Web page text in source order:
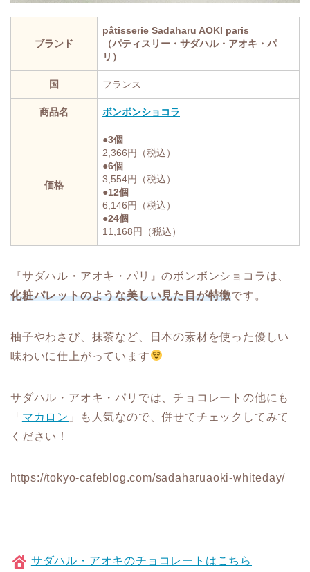
ブランド
pâtisserie Sadaharu AOKI paris
（パティスリー・サダハル・アオキ・パ
リ）
国 フランス
商品名 ボンボンショコラ
価格
●3個
2,366円（税込）
●6個
3,554円（税込）
●12個
6,146円（税込）
●24個
11,168円（税込）
『サダハル・アオキ・パリ』のボンボンショコラは、
化粧パレットのような美しい見た目が特徴です。
柚子やわさび、抹茶など、日本の素材を使った優しい
味わいに仕上がっています
サダハル・アオキ・パリでは、チョコレートの他にも
「 マカロン 」も人気なので、併せてチェックしてみて
ください！
https://tokyo-cafeblog.com/sadaharuaoki-whiteday/
サダハル・アオキのチョコレートはこちら